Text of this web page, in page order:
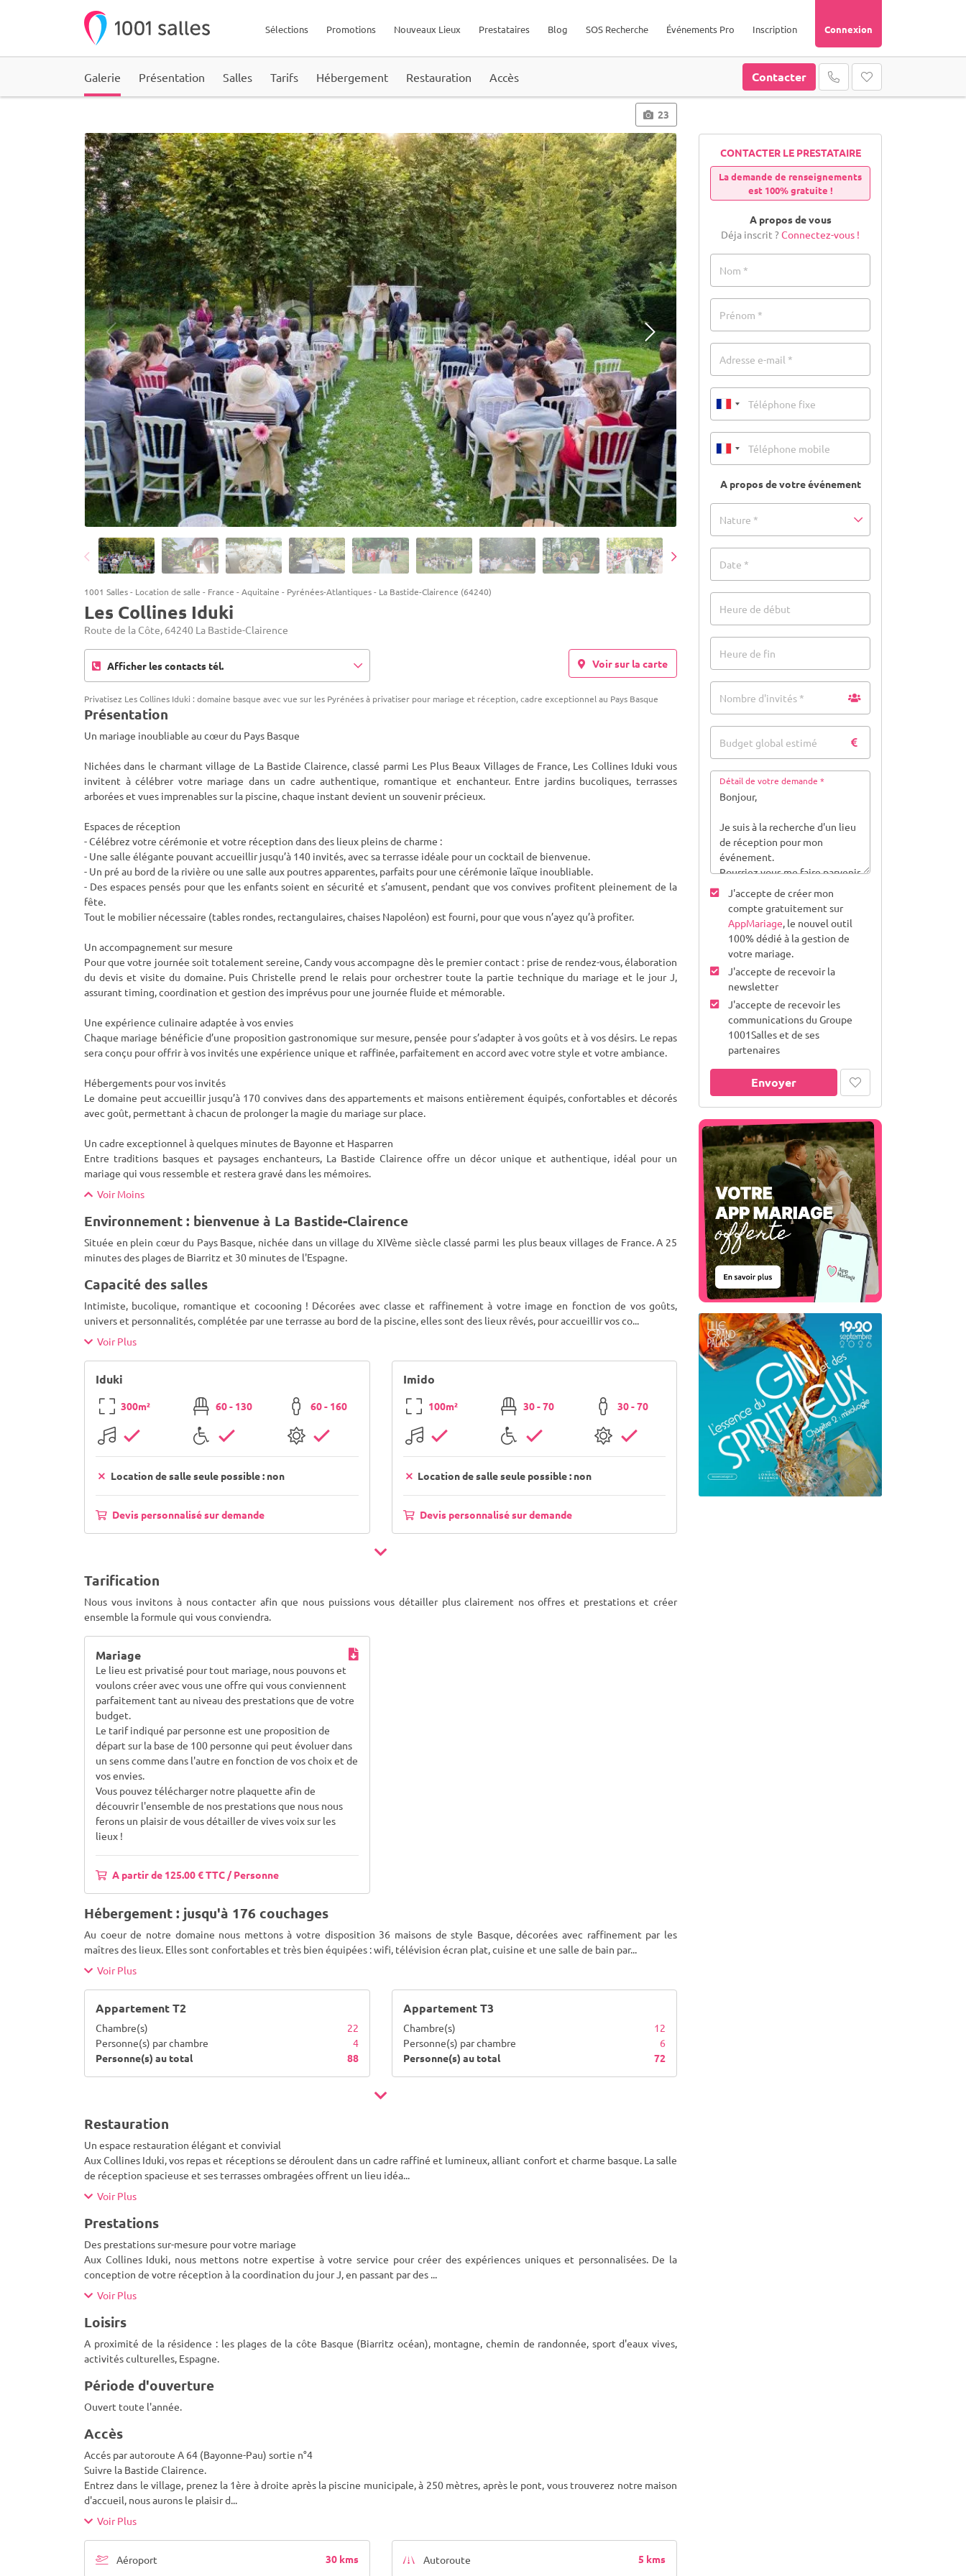
Connexion
Inscription
Événements Pro
SOS Recherche
Blog
Prestataires
Nouveaux Lieux
Promotions
Sélections
Galerie Présentation Salles Tarifs Hébergement Restauration Accès Contacter
23
1001 Salles- Location de salle - France -Aquitaine - Pyrénées-Atlantiques- La Bastide-Clairence (64240)
Les Collines Iduki
Route de la Côte, 64240 La Bastide-Clairence
Afficher les contacts tél. Voir sur la carte
Privatisez Les Collines Iduki : domaine basque avec vue sur les Pyrénées à privatiser pour mariage et réception, cadre exceptionnel au Pays Basque
Présentation
Un mariage inoubliable au cœur du Pays Basque
Nichées dans le charmant village de La Bastide Clairence, classé parmi Les Plus Beaux Villages de France, Les Collines Iduki vous
invitent à célébrer votre mariage dans un cadre authentique, romantique et enchanteur. Entre jardins bucoliques, terrasses
arborées et vues imprenables sur la piscine, chaque instant devient un souvenir précieux.
Espaces de réception
- Célébrez votre cérémonie et votre réception dans des lieux pleins de charme :
- Une salle élégante pouvant accueillir jusqu’à 140 invités, avec sa terrasse idéale pour un cocktail de bienvenue.
- Un pré au bord de la rivière ou une salle aux poutres apparentes, parfaits pour une cérémonie laïque inoubliable.
- Des espaces pensés pour que les enfants soient en sécurité et s’amusent, pendant que vos convives profitent pleinement de la
fête.
Tout le mobilier nécessaire (tables rondes, rectangulaires, chaises Napoléon) est fourni, pour que vous n’ayez qu’à profiter.
Un accompagnement sur mesure
Pour que votre journée soit totalement sereine, Candy vous accompagne dès le premier contact : prise de rendez-vous, élaboration
du devis et visite du domaine. Puis Christelle prend le relais pour orchestrer toute la partie technique du mariage et le jour J,
assurant timing, coordination et gestion des imprévus pour une journée fluide et mémorable.
Une expérience culinaire adaptée à vos envies
Chaque mariage bénéficie d’une proposition gastronomique sur mesure, pensée pour s’adapter à vos goûts et à vos désirs. Le repas
sera conçu pour offrir à vos invités une expérience unique et raffinée, parfaitement en accord avec votre style et votre ambiance.
Hébergements pour vos invités
Le domaine peut accueillir jusqu’à 170 convives dans des appartements et maisons entièrement équipés, confortables et décorés
avec goût, permettant à chacun de prolonger la magie du mariage sur place.
Un cadre exceptionnel à quelques minutes de Bayonne et Hasparren
Entre traditions basques et paysages enchanteurs, La Bastide Clairence offre un décor unique et authentique, idéal pour un
mariage qui vous ressemble et restera gravé dans les mémoires.
Voir Moins
Environnement : bienvenue à La Bastide-Clairence
Située en plein cœur du Pays Basque, nichée dans un village du XIVème siècle classé parmi les plus beaux villages de France. A 25
minutes des plages de Biarritz et 30 minutes de l'Espagne.
Capacité des salles
Intimiste, bucolique, romantique et cocooning ! Décorées avec classe et raffinement à votre image en fonction de vos goûts,
univers et personnalités, complétée par une terrasse au bord de la piscine, elles sont des lieux rêvés, pour accueillir vos co...
Voir Plus
Iduki
300m² 60 - 130 60 - 160
Location de salle seule possible : non
Devis personnalisé sur demande
Imido
100m² 30 - 70 30 - 70
Location de salle seule possible : non
Devis personnalisé sur demande
Tarification
Nous vous invitons à nous contacter afin que nous puissions vous détailler plus clairement nos offres et prestations et créer
ensemble la formule qui vous conviendra.
Mariage
Le lieu est privatisé pour tout mariage, nous pouvons et
voulons créer avec vous une offre qui vous conviennent
parfaitement tant au niveau des prestations que de votre
budget.
Le tarif indiqué par personne est une proposition de
départ sur la base de 100 personne qui peut évoluer dans
un sens comme dans l'autre en fonction de vos choix et de
vos envies.
Vous pouvez télécharger notre plaquette afin de
découvrir l'ensemble de nos prestations que nous nous
ferons un plaisir de vous détailler de vives voix sur les
lieux !
A partir de 125.00 € TTC / Personne
Hébergement : jusqu'à 176 couchages
Au coeur de notre domaine nous mettons à votre disposition 36 maisons de style Basque, décorées avec raffinement par les
maîtres des lieux. Elles sont confortables et très bien équipées : wifi, télévision écran plat, cuisine et une salle de bain par...
Voir Plus
Appartement T2
Chambre(s)
22
Personne(s) par chambre
4
Personne(s) au total
88
Appartement T3
Chambre(s)
12
Personne(s) par chambre
6
Personne(s) au total
72
Restauration
Un espace restauration élégant et convivial
Aux Collines Iduki, vos repas et réceptions se déroulent dans un cadre raffiné et lumineux, alliant confort et charme basque. La salle
de réception spacieuse et ses terrasses ombragées offrent un lieu idéa...
Voir Plus
Prestations
Des prestations sur-mesure pour votre mariage
Aux Collines Iduki, nous mettons notre expertise à votre service pour créer des expériences uniques et personnalisées. De la
conception de votre réception à la coordination du jour J, en passant par des ...
Voir Plus
Loisirs
A proximité de la résidence : les plages de la côte Basque (Biarritz océan), montagne, chemin de randonnée, sport d'eaux vives,
activités culturelles, Espagne.
Période d'ouverture
Ouvert toute l'année.
Accès
Accés par autoroute A 64 (Bayonne-Pau) sortie n°4
Suivre la Bastide Clairence.
Entrez dans le village, prenez la 1ère à droite après la piscine municipale, à 250 mètres, après le pont, vous trouverez notre maison
d'accueil, nous aurons le plaisir d...
Voir Plus
Aéroport 30 kms Autoroute 5 kms
CONTACTER LE PRESTATAIRE
La demande de renseignements
est 100% gratuite !
A propos de vous
Déja inscrit ?Connectez-vous !
Nom *
Prénom *
Adresse e-mail *
A propos de votre événement
Nature *
Date *
Heure de début
Heure de fin
Nombre d'invités *
Budget global estimé
Détail de votre demande *
J'accepte de créer mon
compte gratuitement sur
AppMariage, le nouvel outil
100% dédié à la gestion de
votre mariage.
J'accepte de recevoir la
newsletter
J'accepte de recevoir les
communications du Groupe
1001Salles et de ses
partenaires
Envoyer